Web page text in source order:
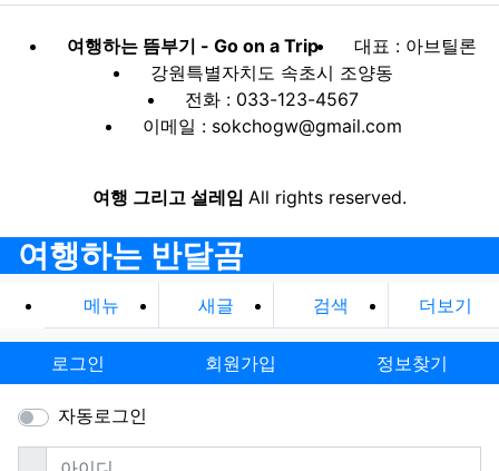
여행하는 뜸부기 - Go on a Trip
대표 : 아브틸론
강원특별자치도 속초시 조양동
전화 : 033-123-4567
이메일 : sokchogw@gmail.com
여행 그리고 설레임 All rights reserved.
여행하는 반달곰
메뉴 새글 검색 더보기
로그인 회원가입 정보찾기
자동로그인
아이디필수